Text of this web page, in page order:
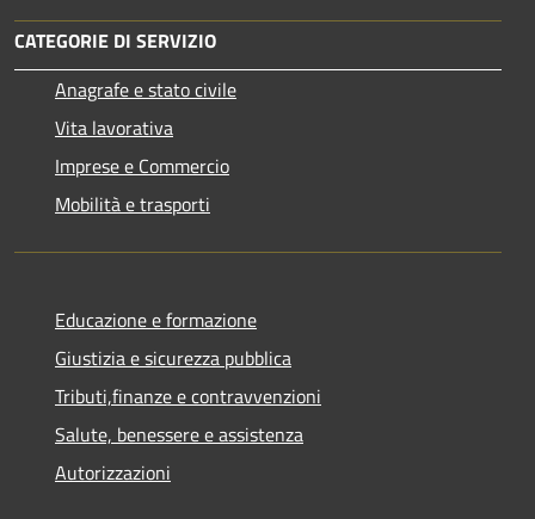
CATEGORIE DI SERVIZIO
Anagrafe e stato civile
Vita lavorativa
Imprese e Commercio
Mobilità e trasporti
Educazione e formazione
Giustizia e sicurezza pubblica
Tributi,finanze e contravvenzioni
Salute, benessere e assistenza
Autorizzazioni